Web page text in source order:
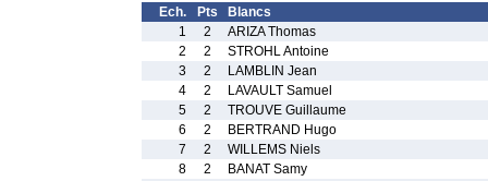
Ech. Pts
Blancs
1
2
ARIZA Thomas
2
2
STROHL Antoine
3
2
LAMBLIN Jean
4
2
LAVAULT Samuel
5
2
TROUVE Guillaume
6
2
BERTRAND Hugo
7
2
WILLEMS Niels
8
2
BANAT Samy